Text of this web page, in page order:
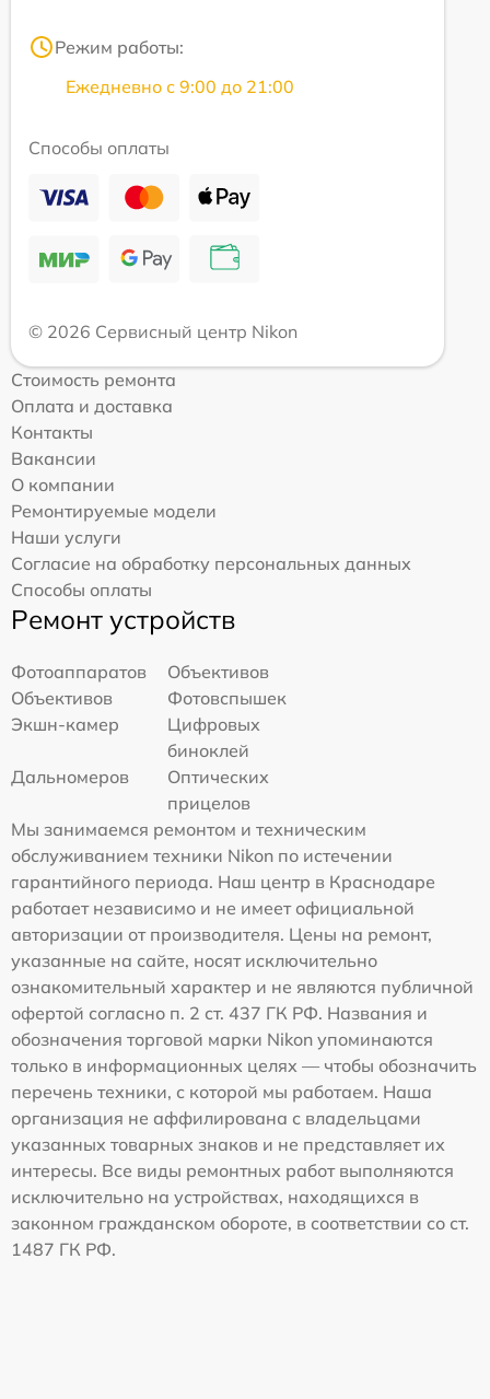
Режим работы:
Ежедневно с 9:00 до 21:00
Способы оплаты
© 2026 Сервисный центр Nikon
Стоимость ремонта
Оплата и доставка
Контакты
Вакансии
О компании
Ремонтируемые модели
Наши услуги
Согласие на обработку персональных данных
Способы оплаты
Ремонт устройств
Фотоаппаратов
Объективов
Объективов
Фотовспышек
Экшн-камер
Цифровых
биноклей
Дальномеров
Оптических
прицелов
Мы занимаемся ремонтом и техническим
обслуживанием техники Nikon по истечении
гарантийного периода. Наш центр в Краснодаре
работает независимо и не имеет официальной
авторизации от производителя. Цены на ремонт,
указанные на сайте, носят исключительно
ознакомительный характер и не являются публичной
офертой согласно п. 2 ст. 437 ГК РФ. Названия и
обозначения торговой марки Nikon упоминаются
только в информационных целях — чтобы обозначить
перечень техники, с которой мы работаем. Наша
организация не аффилирована с владельцами
указанных товарных знаков и не представляет их
интересы. Все виды ремонтных работ выполняются
исключительно на устройствах, находящихся в
законном гражданском обороте, в соответствии со ст.
1487 ГК РФ.